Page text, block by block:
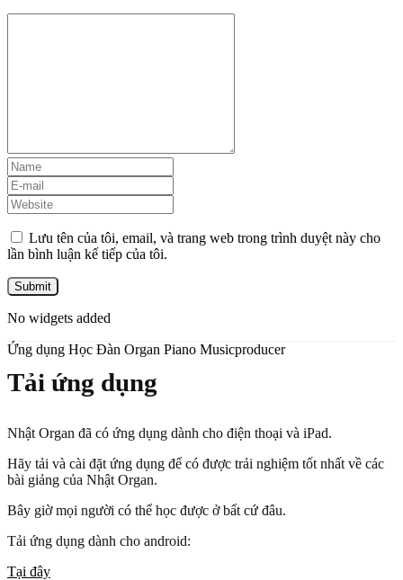
Lưu tên của tôi, email, và trang web trong trình duyệt này cho
lần bình luận kế tiếp của tôi.
No widgets added
Ứng dụng Học Đàn Organ Piano Musicproducer
Tải ứng dụng
Nhật Organ đã có ứng dụng dành cho điện thoại và iPad.
Hãy tải và cài đặt ứng dụng để có được trải nghiệm tốt nhất về các
bài giảng của Nhật Organ.
Bây giờ mọi người có thể học được ở bất cứ đâu.
Tải ứng dụng dành cho android:
Tại đây